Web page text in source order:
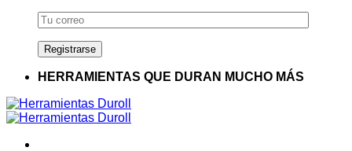
HERRAMIENTAS QUE DURAN MUCHO MÁS